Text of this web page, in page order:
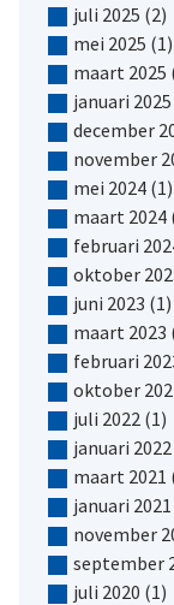
juli 2025 (2)
mei 2025 (1)
maart 2025
januari 2025
december
november
mei 2024(1)
maart 2024
februari
oktober
juni 2023 (1)
maart 2023
februari
oktober
juli 2022 (1)
januari 2022
maart 2021
januari 2021
november
september
juli 2020 (1)